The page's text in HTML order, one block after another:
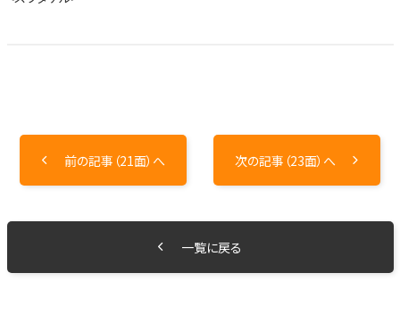
前の記事（21面）へ 次の記事（23面）へ
一覧に戻る